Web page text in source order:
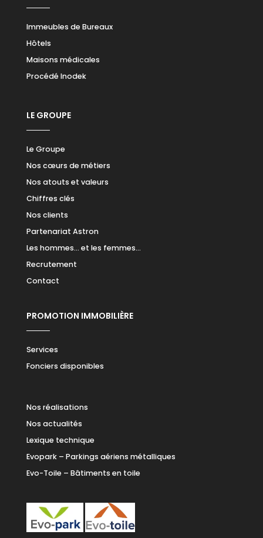
Immeubles de Bureaux
Hôtels
Maisons médicales
Procédé Inodek
LE GROUPE
Le Groupe
Nos cœurs de métiers
Nos atouts et valeurs
Chiffres clés
Nos clients
Partenariat Astron
Les hommes… et les femmes…
Recrutement
Contact
PROMOTION IMMOBILIÈRE
Services
Fonciers disponibles
Nos réalisations
Nos actualités
Lexique technique
Evopark – Parkings aériens métalliques
Evo-Toile – Bâtiments en toile